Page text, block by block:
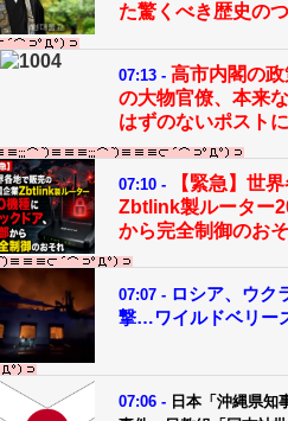
た驚くべき歴史の
07:13 - 高市内閣の
の大物官僚、本来
はずのないポスト
07:10 -
【緊急】世
Zbtlink製ルーター
から完全制御のお
07:07 - ロシア、ウク
撃…ワイルドベリー
07:06 - 日本「沖縄県知